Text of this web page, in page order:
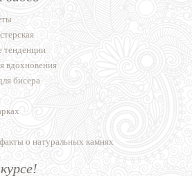
вдохновения
бисера
о натуральных камнях